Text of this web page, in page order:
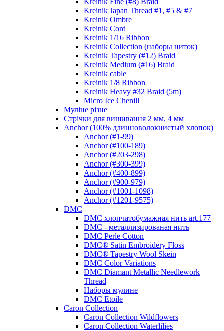
Kreinik Japan Thread #1, #5 & #7
Kreinik Ombre
Kreinik Cord
Kreinik 1/16 Ribbon
Kreinik Collection (наборы ниток)
Kreinik Tapestry (#12) Braid
Kreinik Medium (#16) Braid
Kreinik cable
Kreinik 1/8 Ribbon
Kreinik Heavy #32 Braid (5m)
Micro Ice Chenill
Муліне різне
Стрічки для вишивання 2 мм, 4 мм
Anchor (100% длинноволокнистый хлопок)
Anchor (#1-99)
Anchor (#100-189)
Anchor (#203-298)
Anchor (#300-399)
Anchor (#400-899)
Anchor (#900-979)
Anchor (#1001-1098)
Anchor (#1201-9575)
DMC
DMC хлопчатобумажная нить art.177
DMC - металлизированая нить
DMC Perle Cotton
DMC® Satin Embroidery Floss
DMC® Tapestry Wool Skein
DMC Color Variations
DMC Diamant Metallic Needlework
Thread
Наборы мулине
DMC Etoile
Caron Collection
Caron Collection Wildflowers
Caron Collection Waterlilies